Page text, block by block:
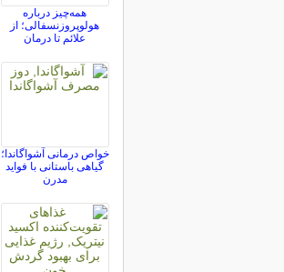
همه‌چیز درباره
هولوپروزنسفالی؛ از
علائم تا درمان
خواص درمانی آشواگاندا؛
گیاهی باستانی با فواید
مدرن